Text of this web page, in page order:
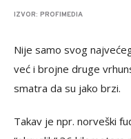
IZVOR: PROFIMEDIA
Nije samo svog
već i brojne druge
smatra da su jako brzi.
Takav je npr. norveški